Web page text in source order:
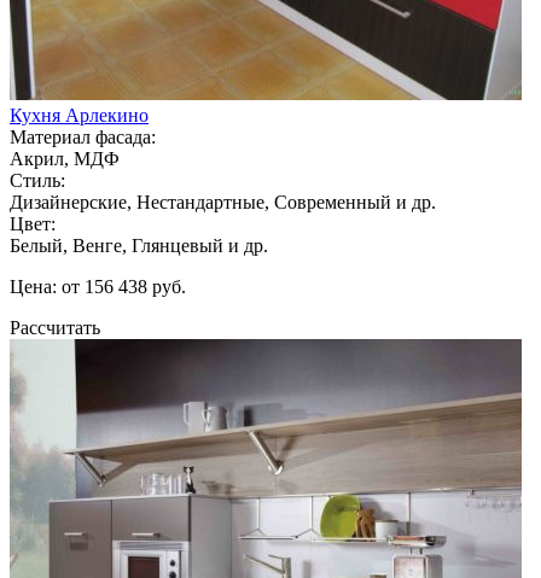
Кухня Арлекино
Материал фасада:
Акрил, МДФ
Стиль:
Дизайнерские, Нестандартные, Современный и др.
Цвет:
Белый, Венге, Глянцевый и др.
Цена: от 156 438 руб.
Рассчитать